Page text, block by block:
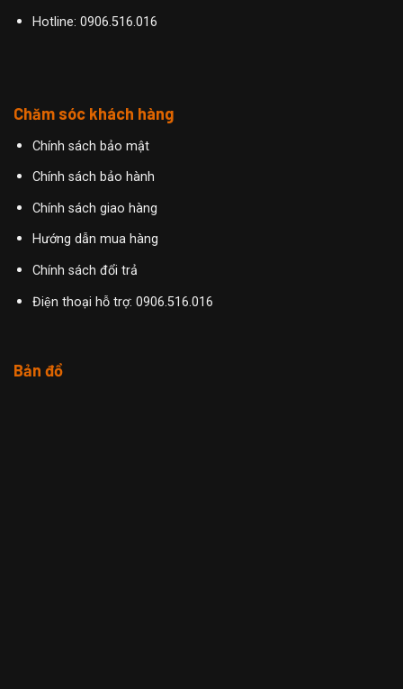
Hotline: 0906.516.016
Chăm sóc khách hàng
Chính sách bảo mật
Chính sách bảo hành
Chính sách giao hàng
Hướng dẫn mua hàng
Chính sách đổi trả
Điện thoại hỗ trợ: 0906.516.016
Bản đồ